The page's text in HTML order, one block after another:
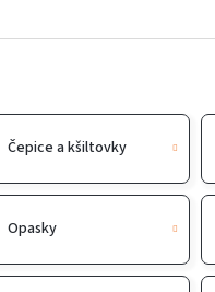
Čepice a kšiltovky
Opasky